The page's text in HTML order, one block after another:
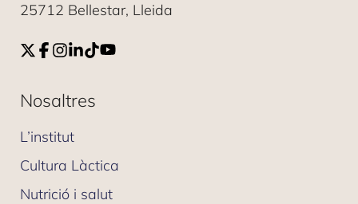
25712 Bellestar, Lleida
Nosaltres
L’institut
Cultura Làctica
Nutrició i salut